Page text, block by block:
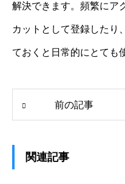
解決できます。頻繁にア
カットとして登録したり
ておくと日常的にとても
前の記事
関連記事